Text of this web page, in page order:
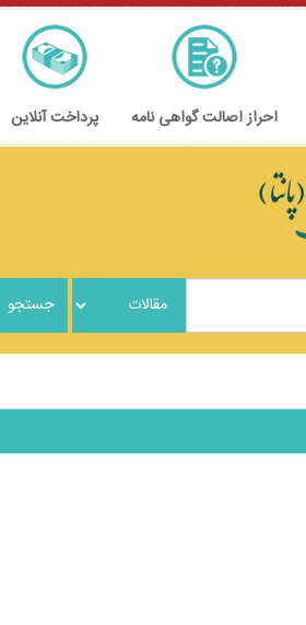
احراز اصالت گواهی نامه پرداخت آنلاین